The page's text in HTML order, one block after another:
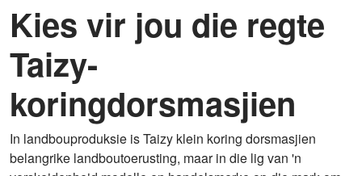
Kies vir jou die regte
Taizy-
koringdorsmasjien
In landbouproduksie is Taizy klein koring dorsmasjien
belangrike landboutoerusting, maar in die lig van 'n